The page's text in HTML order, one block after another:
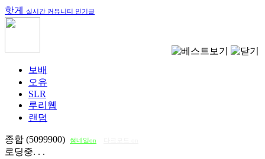
핫게 실시간 커뮤니티 인기글
보배
오유
SLR
루리웹
랜덤
종합 (5099900) 썸네일on
로딩중. . .